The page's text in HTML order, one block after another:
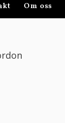
Om oss